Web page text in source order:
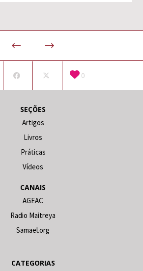
0
SEÇÕES
Artigos
Livros
Práticas
Vídeos
CANAIS
AGEAC
Radio Maitreya
Samael.org
CATEGORIAS